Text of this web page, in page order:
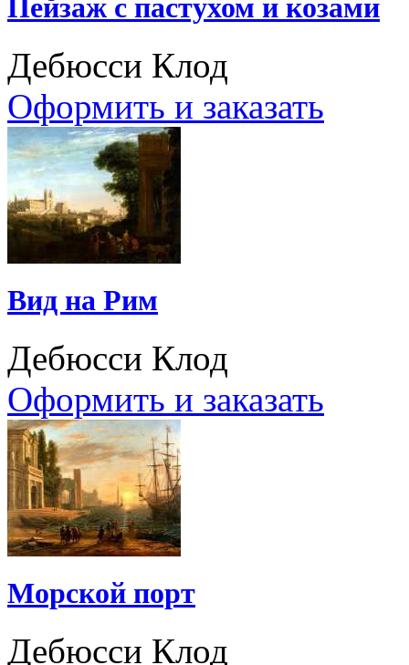
Пейзаж с пастухом и козами
Дебюсси Клод
Оформить и заказать
Вид на Рим
Дебюсси Клод
Оформить и заказать
Морской порт
Дебюсси Клод